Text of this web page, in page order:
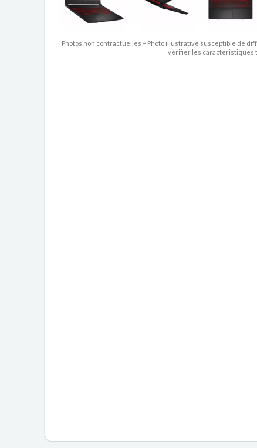
Photos non contractuelles – Photo illustrative susceptible de
vérifier les caractéristiques